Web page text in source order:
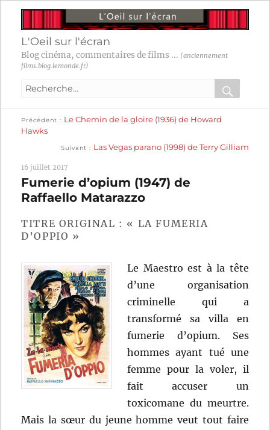
L'Oeil sur l'écran
Blog cinéma, commentaires de films ... (anciennement
films.blog.lemonde.fr)
Recherche
:
OK
Navigation
l’article
Précédent
précédente :
Le Chemin de la gloire (1936) de Howard
Hawks
Suivant
suivante :
Las Vegas parano (1998) de Terry Gilliam
16 juillet 2017
Fumerie d’opium (1947) de
Raffaello Matarazzo
TITRE ORIGINAL : « LA FUMERIA
D’OPPIO »
Le Maestro est à la tête
d’une organisation
criminelle qui a
transformé sa villa en
fumerie d’opium. Ses
hommes ayant tué une
femme pour la voler, il
fait accuser un
toxicomane du meurtre.
Mais la sœur du jeune homme veut tout faire